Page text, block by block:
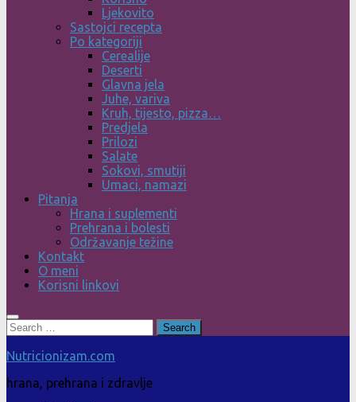
Ljekovito
Sastojci recepta
Po kategoriji
Cerealije
Deserti
Glavna jela
Juhe, variva
Kruh, tijesto, pizza…
Predjela
Prilozi
Salate
Sokovi, smutiji
Umaci, namazi
Pitanja
Hrana i suplementi
Prehrana i bolesti
Održavanje težine
Kontakt
O meni
Korisni linkovi
Search
for:
Nutricionizam.com
hrana, prehrana i zdravlje